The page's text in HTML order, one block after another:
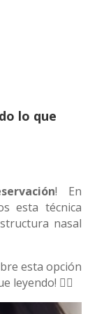
lo que
! En
esta técnica
nasal
esta opción
leyendo! 👇🏻